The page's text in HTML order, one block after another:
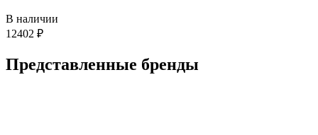
В наличии
12402 ₽
Представленные бренды